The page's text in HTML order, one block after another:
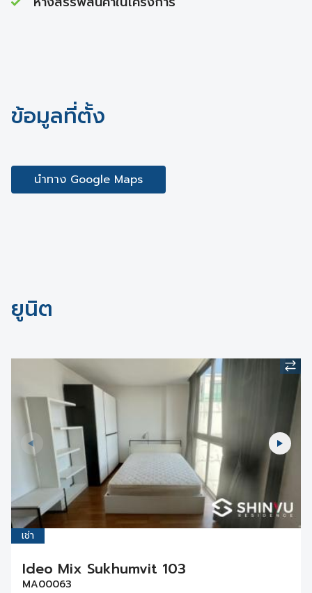
ข้อมูลที่ตั้ง
นำทาง Google Maps
ยูนิต
เช่า
Ideo Mix Sukhumvit 103
MA00063